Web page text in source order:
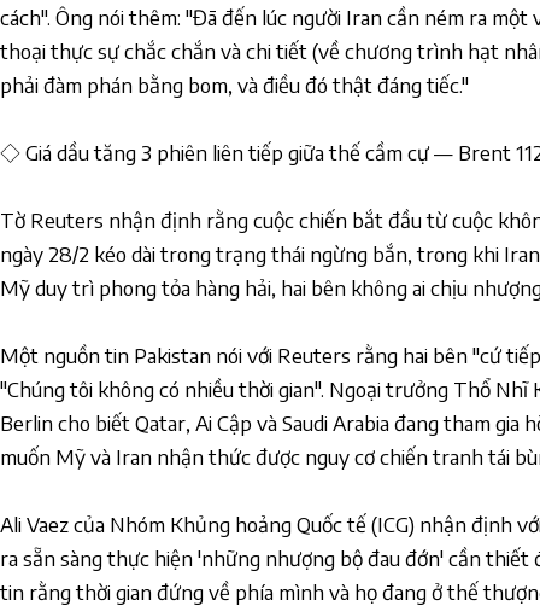
cách". Ông nói thêm: "Đã đến lúc người Iran cần ném ra một
thoại thực sự chắc chắn và chi tiết (về chương trình hạt
phải đàm phán bằng bom, và điều đó thật đáng tiếc."
◇ Giá dầu tăng 3 phiên liên tiếp giữa thế cầm cự — Brent
Tờ Reuters nhận định rằng cuộc chiến bắt đầu từ cuộc
ngày 28/2 kéo dài trong trạng thái ngừng bắn, trong khi
Mỹ duy trì phong tỏa hàng hải, hai bên không ai chịu
Một nguồn tin Pakistan nói với Reuters rằng hai bên "cứ
"Chúng tôi không có nhiều thời gian". Ngoại trưởng Thổ Nhĩ
Berlin cho biết Qatar, Ai Cập và Saudi Arabia đang tham gia
muốn Mỹ và Iran nhận thức được nguy cơ chiến tranh tái
Ali Vaez của Nhóm Khủng hoảng Quốc tế (ICG) nhận định
ra sẵn sàng thực hiện 'những nhượng bộ đau đớn' cần thiết
tin rằng thời gian đứng về phía mình và họ đang ở thế